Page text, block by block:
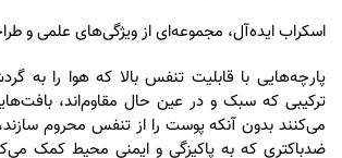
اسکراب ایده‌آل، مجموعه‌ای از ویژگی‌های علمی و
پارچه‌هایی با قابلیت تنفس بالا که هوا را به
ترکیبی که سبک و در عین حال مقاوم‌اند،
می‌کنند بدون آنکه پوست را از تنفس محروم
ضدباکتری که به پاکیزگی و ایمنی محیط کمک